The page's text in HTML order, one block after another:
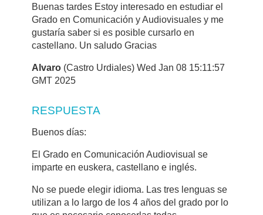
Buenas tardes Estoy interesado en estudiar el
Grado en Comunicación y Audiovisuales y me
gustaría saber si es posible cursarlo en
castellano. Un saludo Gracias
Alvaro (Castro Urdiales) Wed Jan 08 15:11:57
GMT 2025
RESPUESTA
Buenos días:
El Grado en Comunicación Audiovisual se
imparte en euskera, castellano e inglés.
No se puede elegir idioma. Las tres lenguas se
utilizan a lo largo de los 4 años del grado por lo